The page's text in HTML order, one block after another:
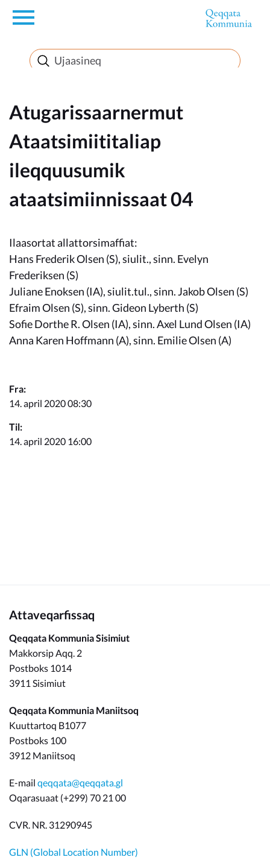
en
Innuttaasunut
Inuussutissarsiorneq
Politikki
Takornariat
Imminut sullinneq
Kommunimi pilersaarut
Kommune pillugu
Atugarissaarnermut
Ataatsimiititaliap
ileqquusumik
ataatsimiinnissaat 04
Ilaasortat allattorsimaffiat:
Hans Frederik Olsen (S), siulit., sinn. Evelyn
Frederiksen (S)
Juliane Enoksen (IA), siulit.tul., sinn. Jakob Olsen (S)
Efraim Olsen (S), sinn. Gideon Lyberth (S)
Sofie Dorthe R. Olsen (IA), sinn. Axel Lund Olsen (IA)
Anna Karen Hoffmann (A), sinn. Emilie Olsen (A)
Fra:
14. april 2020 08:30
Til:
14. april 2020 16:00
Attaveqarfissaq
Qeqqata Kommunia Sisimiut
Makkorsip Aqq. 2
Postboks 1014
3911 Sisimiut
Qeqqata Kommunia Maniitsoq
Kuuttartoq B1077
Postboks 100
3912 Maniitsoq
E-mail qeqqata@qeqqata.gl
Oqarasuaat (+299) 70 21 00
CVR. NR. 31290945
GLN (Global Location Number)